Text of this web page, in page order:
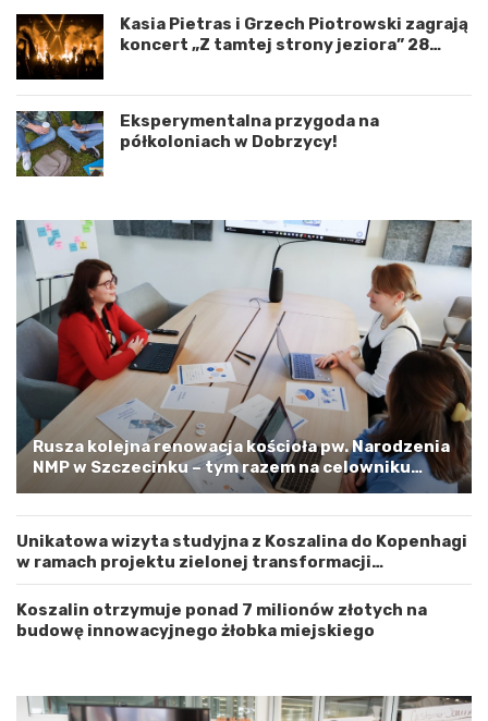
z
w
o
j
u
m
i
ę
z
y
W
o
e
d
z
w
c
h
o
d
n
p
p
o
d
K
o
s
z
a
i
n
e
m
a
l
o
s
n
o
ś
ć
Kasia Pietras i Grzech Piotrowski zagrają
koncert „Z tamtej strony jeziora” 28
Eksperymentalna przygoda na
półkoloniach w Dobrzycy!
Rusza kolejna renowacja kościoła pw. Narodzenia
NMP w Szczecinku – tym razem na celowniku
zachodnia elewacja i główne wejście
Unikatowa wizyta studyjna z Koszalina do Kopenhagi
w ramach projektu zielonej transformacji
energetycznej
Koszalin otrzymuje ponad 7 milionów złotych na
budowę innowacyjnego żłobka miejskiego